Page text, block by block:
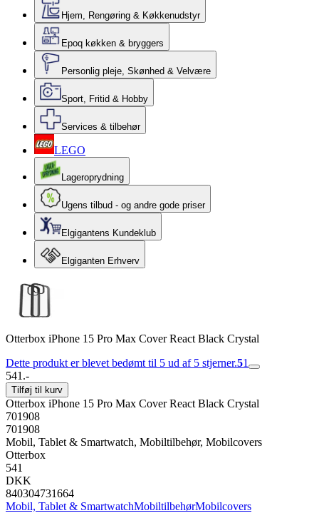
Hjem, Rengøring & Køkkenudstyr
Epoq køkken & bryggers
Personlig pleje, Skønhed & Velvære
Sport, Fritid & Hobby
Services & tilbehør
LEGO
Lageroprydning
Ugens tilbud - og andre gode priser
Elgigantens Kundeklub
Elgiganten Erhverv
Otterbox iPhone 15 Pro Max Cover React Black Crystal
Dette produkt er blevet bedømt til 5 ud af 5 stjerner.51
541.-
Tilføj til kurv
Otterbox iPhone 15 Pro Max Cover React Black Crystal
701908
701908
Mobil, Tablet & Smartwatch, Mobiltilbehør, Mobilcovers
Otterbox
541
DKK
840304731664
Mobil, Tablet & SmartwatchMobiltilbehørMobilcovers